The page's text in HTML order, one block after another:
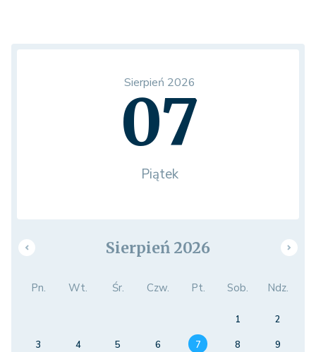
Sierpień 2026
07
Piątek
Sierpień 2026
Pn. Wt. Śr. Czw. Pt. Sob. Ndz.
1
2
3
4 5 6 7 8
9